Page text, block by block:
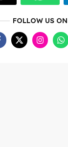
FOLLOW US ON